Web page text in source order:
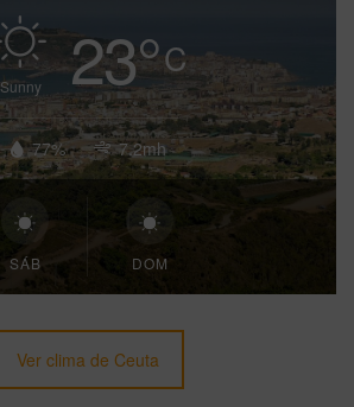
Sunny 23°C
77% 7.2mh
SÁB DOM
Ver clima de Ceuta